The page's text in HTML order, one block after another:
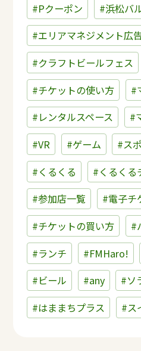
#Pクーポン
#浜松バ
#エリアマネジメント広
#クラフトビールフェス
#チケットの使い方
#
#レンタルスペース
#
#VR
#ゲーム #ス
#くるくる
#くるくる
#参加店一覧
#電子チ
#チケットの買い方
#
#ランチ
#FMHaro!
#ビール
#any
#ソ
#はままちプラス
#ス